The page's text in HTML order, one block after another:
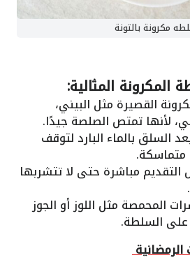
مكرونة بالتونة
المثالية:
القصيرة مثل البيني،
لأنها تمتص الصلصة جيدًا.
السلق بالماء البارد لتوقف
مباشرة حتى لا تتشربها
المحمصة مثل اللوز أو الجوز
السلطة.